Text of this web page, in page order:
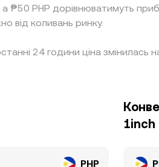
₱50 PHP дорівнюватимуть
від коливань ринку.
24 години ціна
PHP
1inch